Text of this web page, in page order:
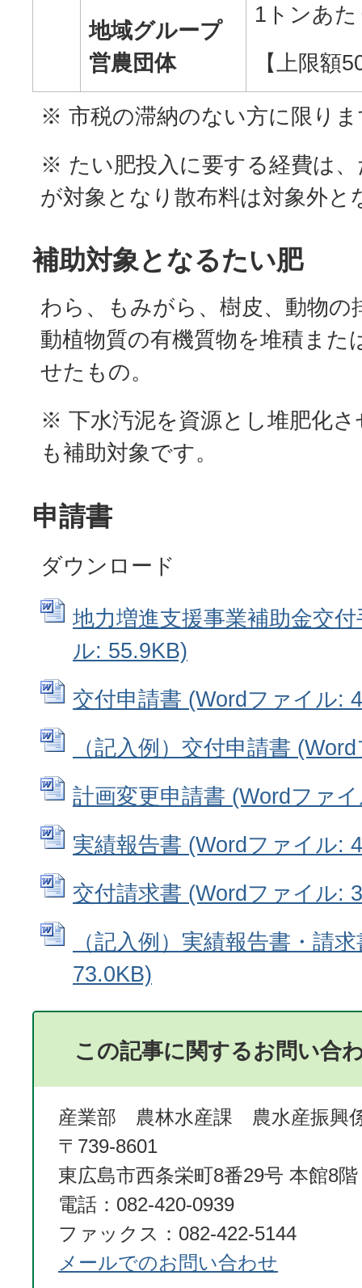
地域グループ
営農団体
1トンあ
【上限額
※ 市税の滞納のない方に限り
※ たい肥投入に要する経費は
が対象となり散布料は対象外と
補助対象となるたい肥
わら、もみがら、樹皮、動物の
動植物質の有機質物を堆積また
せたもの。
※ 下水汚泥を資源とし堆肥化
も補助対象です。
申請書
ダウンロード
地力増進支援事業補助金交
ル: 55.9KB)
交付申請書 (Wordファイル:
（記入例）交付申請書
計画変更申請書 (Wordファ
実績報告書 (Wordファイル:
交付請求書 (Wordファイル:
（記入例）実績報告書・請
73.0KB)
この記事に関するお問い合
産業部 農林水産課 農水産振興
〒739-8601
東広島市西条栄町8番29号 本館8階
電話：082-420-0939
ファックス：082-422-5144
メールでのお問い合わせ